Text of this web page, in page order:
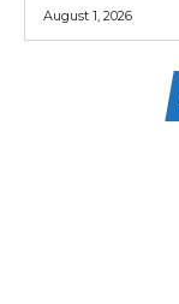
August 1, 2026